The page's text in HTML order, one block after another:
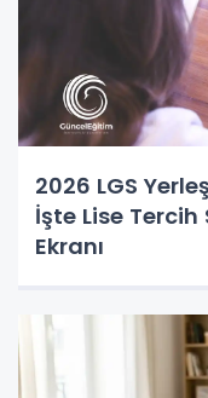
2026 LGS
İşte Lise
Ekranı